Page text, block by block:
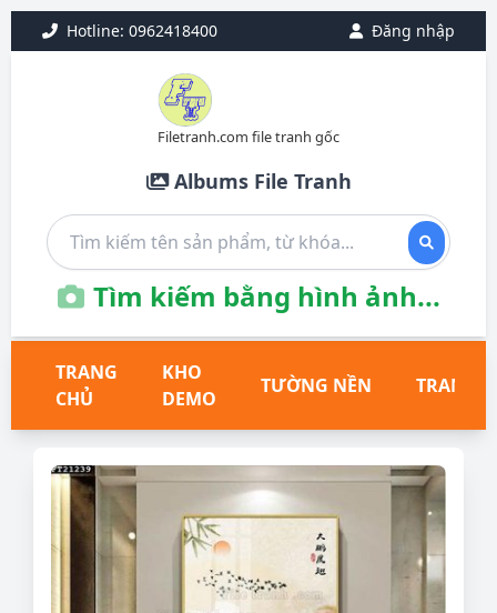
Hotline: 0962418400 Đăng nhập
Filetranh.com file tranh gốc
Albums File Tranh
Tìm kiếm bằng hình ảnh...
TRANG
CHỦ
KHO
DEMO
TƯỜNG NỀN TRANH